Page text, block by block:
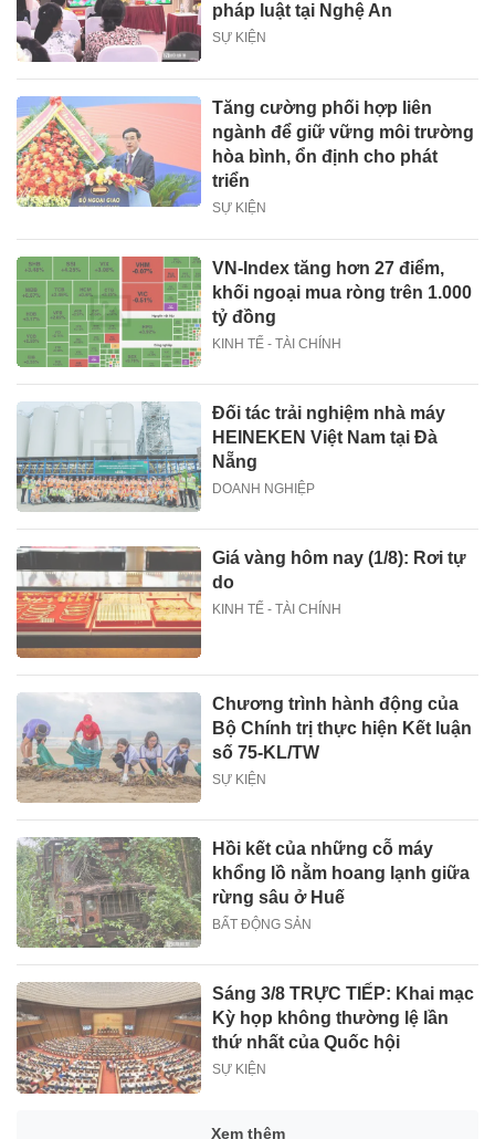
pháp luật tại Nghệ An
SỰ KIỆN
Tăng cường phối hợp liên
ngành để giữ vững môi trường
hòa bình, ổn định cho phát
triển
SỰ KIỆN
VN-Index tăng hơn 27 điểm,
khối ngoại mua ròng trên 1.000
tỷ đồng
KINH TẾ - TÀI CHÍNH
Đối tác trải nghiệm nhà máy
HEINEKEN Việt Nam tại Đà
Nẵng
DOANH NGHIỆP
Giá vàng hôm nay (1/8): Rơi tự
do
KINH TẾ - TÀI CHÍNH
Chương trình hành động của
Bộ Chính trị thực hiện Kết luận
số 75-KL/TW
SỰ KIỆN
Hồi kết của những cỗ máy
khổng lồ nằm hoang lạnh giữa
rừng sâu ở Huế
BẤT ĐỘNG SẢN
Sáng 3/8 TRỰC TIẾP: Khai mạc
Kỳ họp không thường lệ lần
thứ nhất của Quốc hội
SỰ KIỆN
Xem thêm